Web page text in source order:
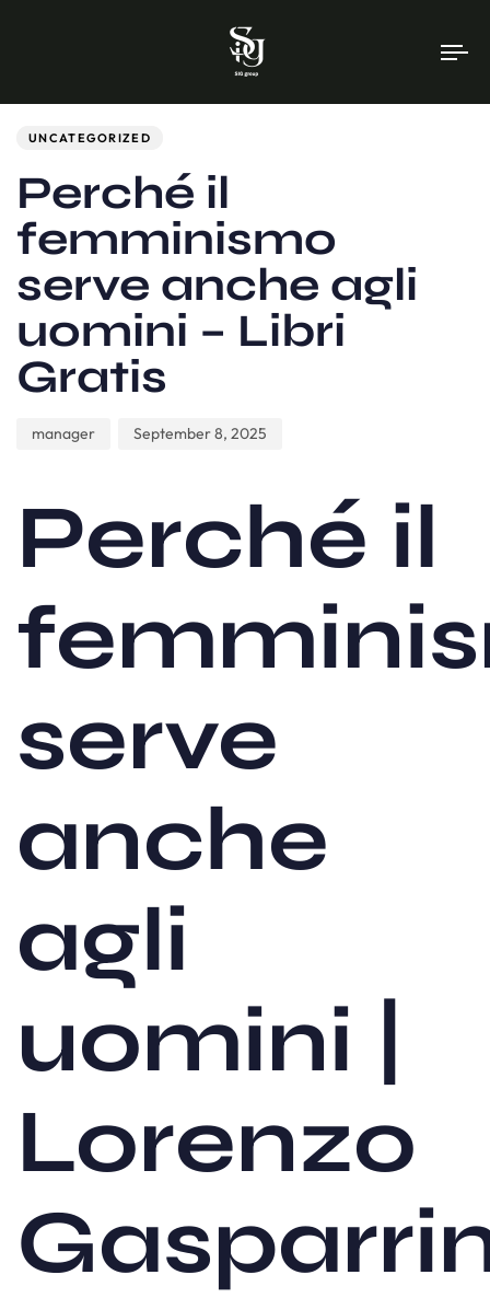
UNCATEGORIZED
Perché il
femminismo
serve anche agli
uomini – Libri
Gratis
manager September 8, 2025
Perché il
serve
anche
agli
uomini |
Lorenzo